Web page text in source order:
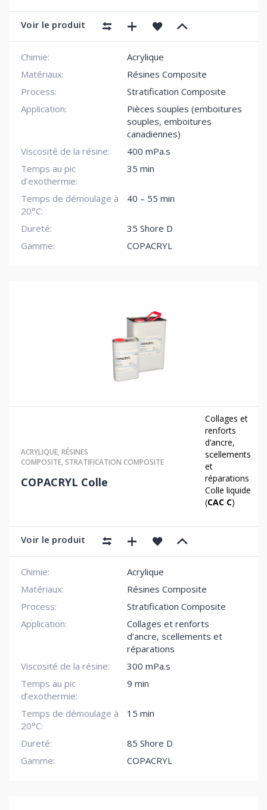
Voir le produit
Chimie:
Acrylique
Matériaux:
Résines Composite
Process:
Stratification Composite
Application:
Pièces souples (emboitures
souples, emboitures
canadiennes)
Viscosité de la résine:
400 mPa.s
Temps au pic
d’exothermie:
35 min
Temps de démoulage à
20°C:
40 – 55 min
Dureté:
35 Shore D
Gamme:
COPACRYL
ACRYLIQUE,RÉSINES
COMPOSITE,STRATIFICATION COMPOSITE
COPACRYL Colle
Collages et
renforts
d’ancre,
scellements
et
réparations
Colle liquide
(CAC C)
Voir le produit
Chimie:
Acrylique
Matériaux:
Résines Composite
Process:
Stratification Composite
Application:
Collages et renforts
d’ancre, scellements et
réparations
Viscosité de la résine:
300 mPa.s
Temps au pic
d’exothermie:
9 min
Temps de démoulage à
20°C:
15 min
Dureté:
85 Shore D
Gamme:
COPACRYL